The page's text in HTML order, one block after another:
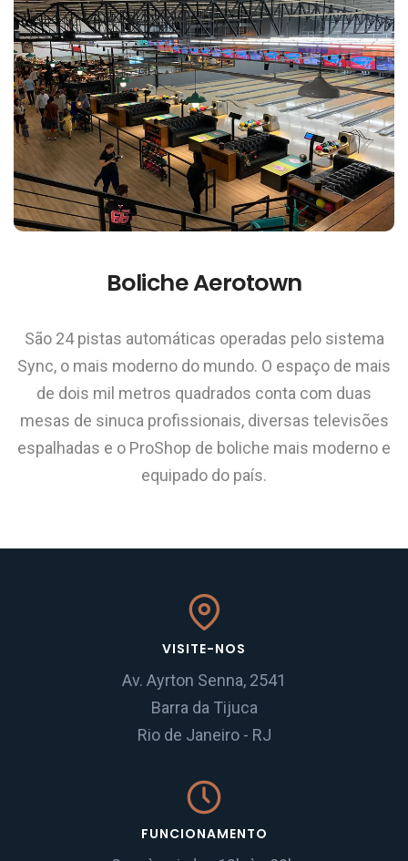
Boliche Aerotown
São 24 pistas automáticas operadas pelo sistema
Sync, o mais moderno do mundo. O espaço de mais
de dois mil metros quadrados conta com duas
mesas de sinuca profissionais, diversas televisões
espalhadas e o ProShop de boliche mais moderno e
equipado do país.
VISITE-NOS
Av. Ayrton Senna, 2541
Barra da Tijuca
Rio de Janeiro - RJ
FUNCIONAMENTO